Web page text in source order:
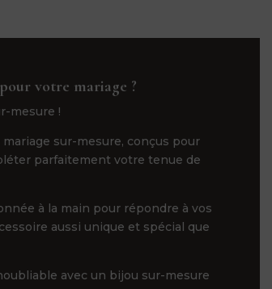
votre mariage ?
mesure !
sur-mesure, conçus pour
parfaitement votre tenue de
à la main pour répondre à vos
aussi unique et spécial que
avec un bijou sur-mesure